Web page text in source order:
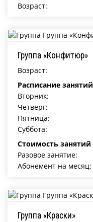
Возраст:
Группа «Конфитюр»
Возраст:
Расписание занятий
Вторник:
Четверг:
Пятница:
Суббота:
Стоимость занятий
Разовое занятие:
Абонемент на месяц:
Группа «Краски»